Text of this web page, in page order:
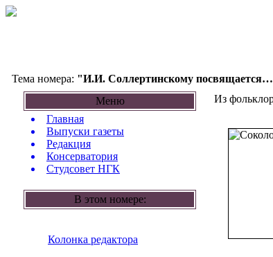
Тема номера: "И.И. Соллертинскому
Меню
Главная
Выпуски газеты
Редакция
Консерватория
Студсовет НГК
В этом номере:
Колонка редактора
Из